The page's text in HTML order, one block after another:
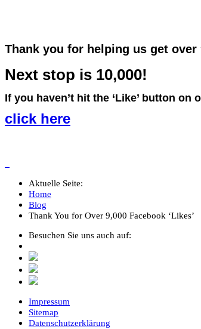
Thank you for helping us get over
Next stop is 10,000!
If you haven’t hit the ‘Like’ button on
click here
Aktuelle Seite:
Home
Blog
Thank You for Over 9,000 Facebook ‘Likes’
Besuchen Sie uns auch auf:
Impressum
Sitemap
Datenschutzerklärung